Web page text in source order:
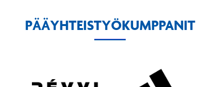
PÄÄYHTEISTYÖKUMPPANIT